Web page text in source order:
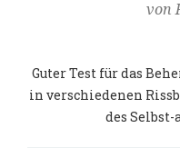
von
Guter Test für das
in verschiedenen
des Selbst-